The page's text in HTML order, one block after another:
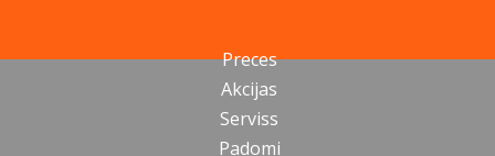
Preces
Akcijas
Serviss
Padomi